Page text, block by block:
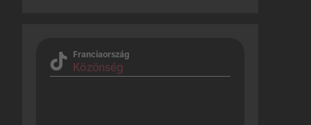
Franciaország
Közönség